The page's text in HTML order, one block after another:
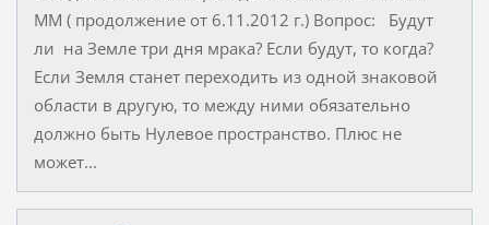
ММ ( продолжение от 6.11.2012 г.) Вопрос: Будут
ли на Земле три дня мрака? Если будут, то когда?
Если Земля станет переходить из одной знаковой
области в другую, то между ними обязательно
должно быть Нулевое пространство. Плюс не
может...